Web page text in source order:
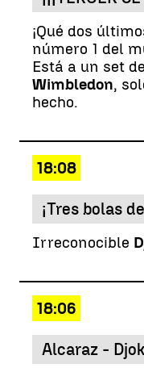
¡Qué dos
número 1 del
Está a un set
Wimbledon,
hecho.
18:08
¡Tres bolas
Irreconocible
18:06
Alcaraz -